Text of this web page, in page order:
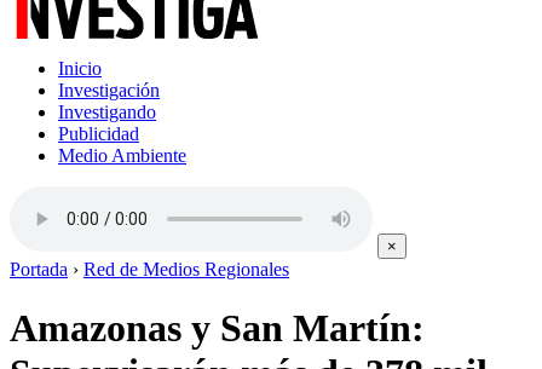
Inicio
Investigación
Investigando
Publicidad
Medio Ambiente
×
Portada › Red de Medios Regionales
Amazonas y San Martín: